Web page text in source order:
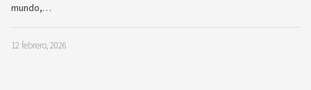
mundo,…
12 febrero, 2026